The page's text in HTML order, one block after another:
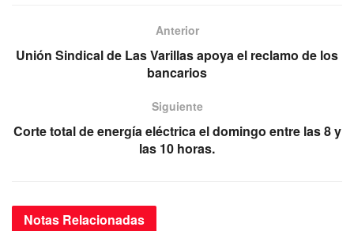
o p
p
a
m
Anterior
Unión Sindical de Las Varillas apoya el reclamo de los
bancarios
Siguiente
Corte total de energía eléctrica el domingo entre las 8 y
las 10 horas.
Notas Relacionadas